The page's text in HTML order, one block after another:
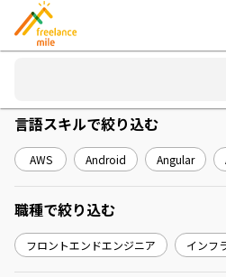
言語スキルで絞り込む
AWS Android Angular
職種で絞り込む
フロントエンドエンジニア インフ